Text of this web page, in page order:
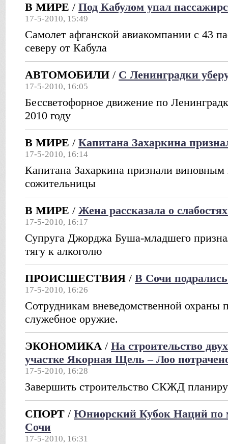
В МИРЕ / Под Кабулом упал
17-5-2010, 15:49
Самолет афганской авиакомпании с 43
северу от Кабула
АВТОМОБИЛИ / С Ленинградки
17-5-2010, 16:05
Бессветофорное движение по
2010 году
В МИРЕ / Капитана Захаркина
17-5-2010, 16:14
Капитана Захаркина признали виновным
сожительницы
В МИРЕ / Жена рассказала о
17-5-2010, 16:17
Супруга Джорджа Буша-младшего
тягу к алкоголю
ПРОИСШЕСТВИЯ / В Сочи
17-5-2010, 16:26
Сотрудникам вневедомственной охраны
служебное оружие.
ЭКОНОМИКА / На строительство
участке Якорная Щель – Лоо
17-5-2010, 16:28
Завершить строительство СКЖД
СПОРТ / Юниорский Кубок Наций по
Сочи
17-5-2010, 16:31